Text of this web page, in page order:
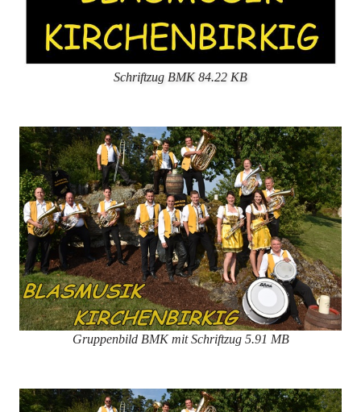
Schriftzug BMK 84.22 KB
Gruppenbild BMK mit Schriftzug 5.91 MB